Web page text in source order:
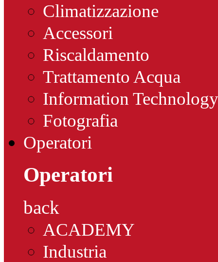
Climatizzazione
Accessori
Riscaldamento
Trattamento Acqua
Information Technology
Fotografia
Operatori
Operatori
back
ACADEMY
Industria